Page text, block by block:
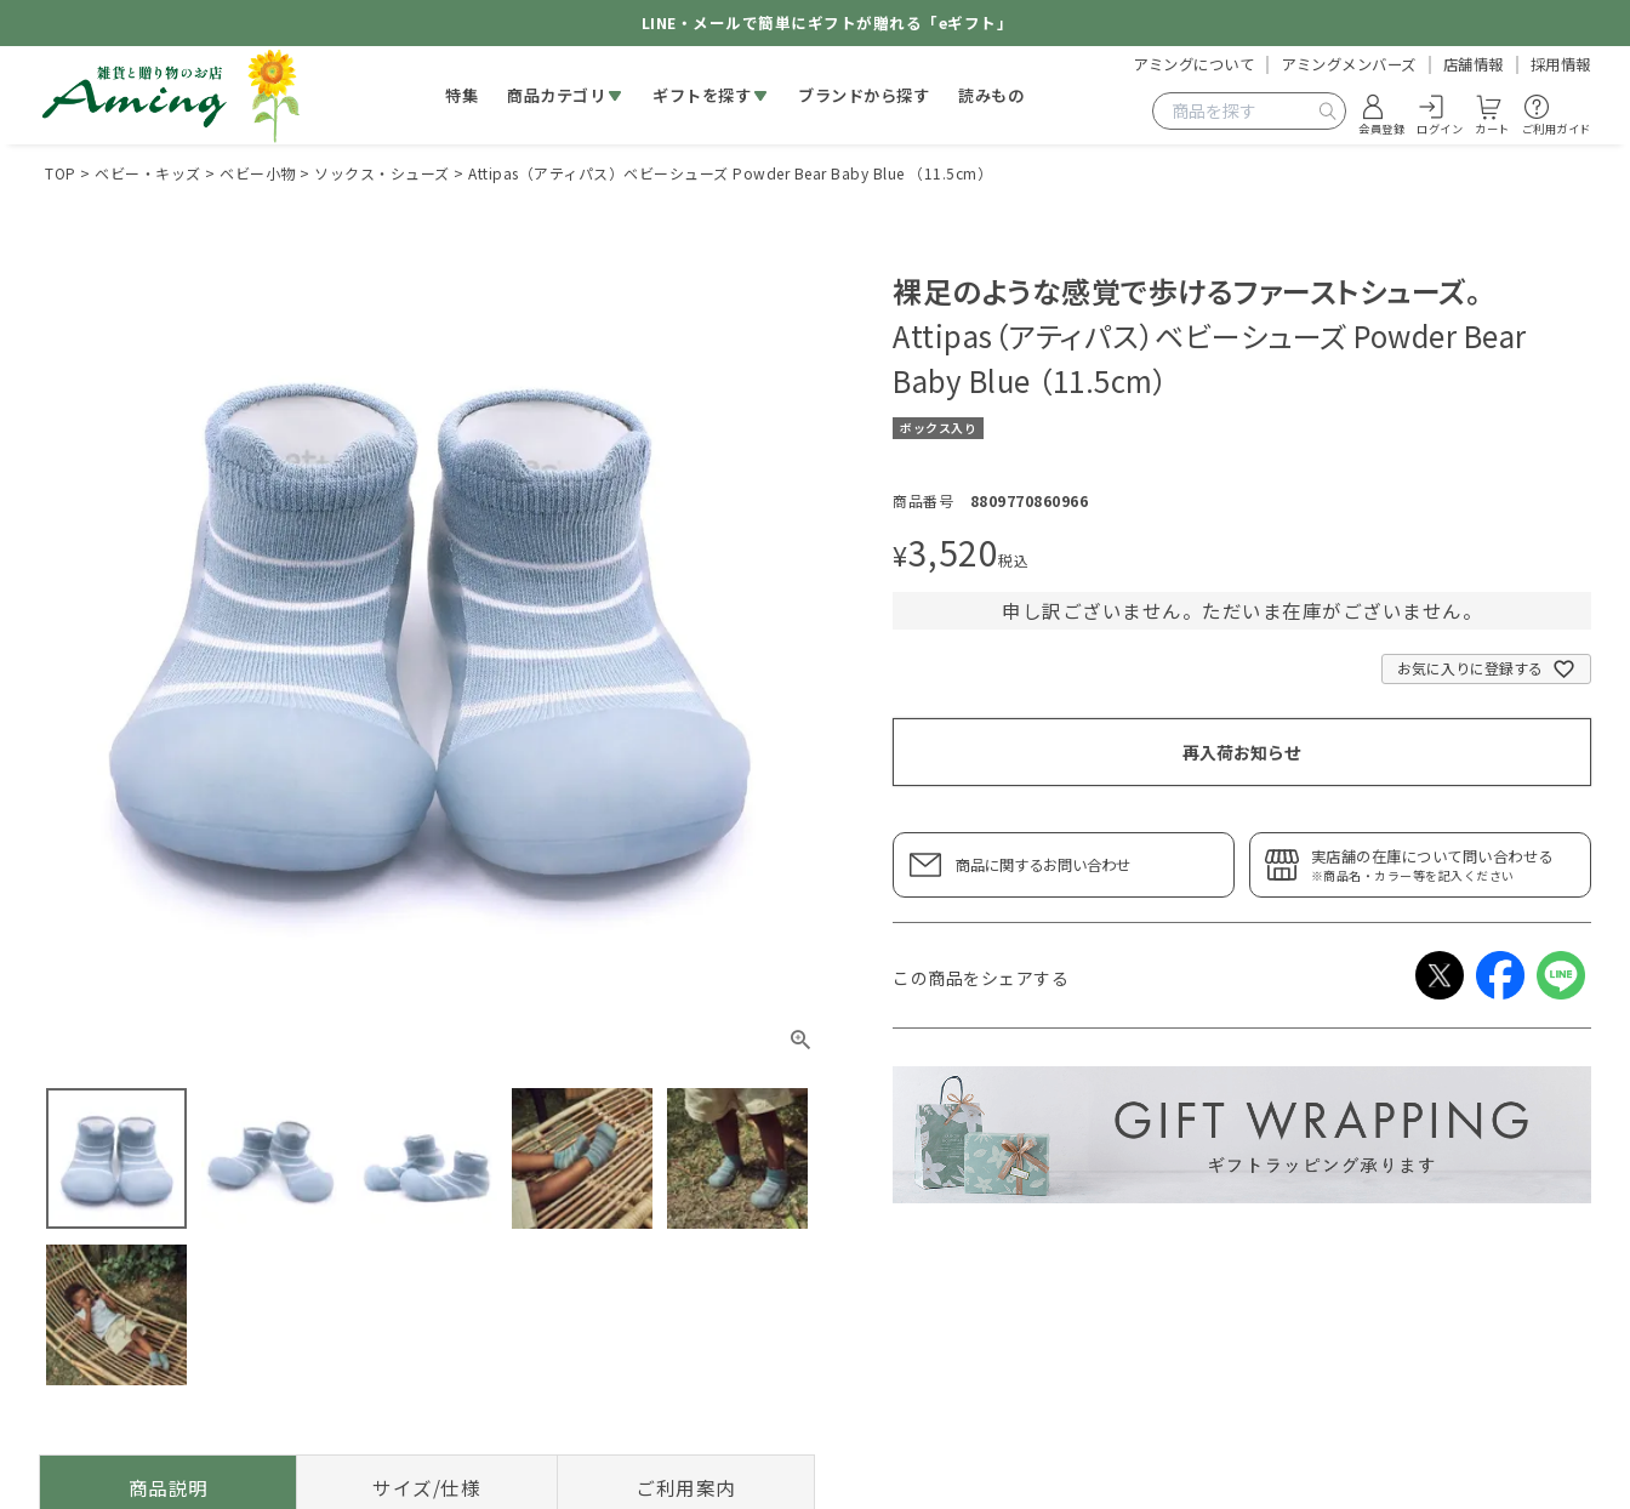
LINE・メールで簡単にギフトが贈れる「eギフト」
特集 商品カテゴリ ギフトを探す ブランドから探す 読みもの
アミングについて アミングメンバーズ 店舗情報 採用情報
会員登録 ログイン カート ご利用ガイド
TOP ベビー・キッズ ベビー小物 ソックス・シューズ Attipas（アティパス）ベビーシューズ Powder Bear Baby Blue （11.5cm）
商品説明 サイズ/仕様 ご利用案内
裸足のような感覚で歩けるファーストシューズ。
Attipas（アティパス）ベビーシューズ Powder Bear
Baby Blue （11.5cm）
ボックス入り
商品番号 8809770860966
¥3,520税込
申し訳ございません。ただいま在庫がございません。
お気に入りに登録する
再入荷お知らせ
商品に関するお問い合わせ 実店舗の在庫について問い合わせる
※商品名・カラー等を記入ください
この商品をシェアする